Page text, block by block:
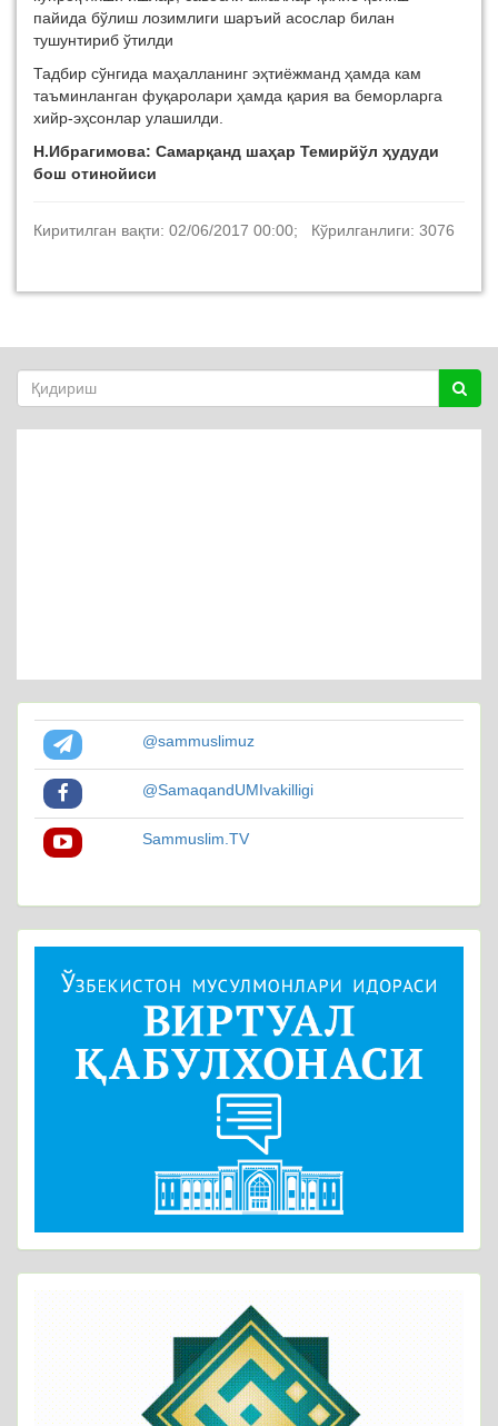
пайида бўлиш лозимлиги шаръий асослар билан
тушунтириб ўтилди
Тадбир сўнгида маҳалланинг эҳтиёжманд ҳамда кам
таъминланган фуқаролари ҳамда қария ва беморларга
хийр-эҳсонлар улашилди.
Н.Ибрагимова: Самарқанд шаҳар Темирйўл ҳудуди
бош отинойиси
Киритилган вақти: 02/06/2017 00:00; Кўрилганлиги: 3076
@sammuslimuz
@SamaqandUMIvakilligi
Sammuslim.TV